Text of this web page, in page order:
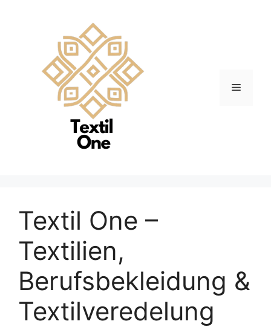
Menü
Textil One –
Textilien,
Berufsbekleidung &
Textilveredelung